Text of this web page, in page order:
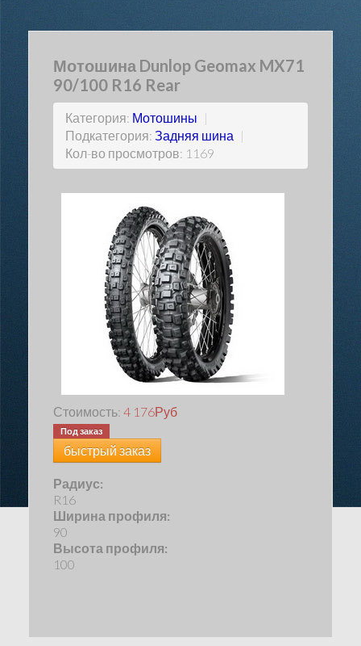
Мотошина Dunlop Geomax MX71
90/100 R16 Rear
Категория: Мотошины |
Подкатегория: Задняя шина |
Кол-во просмотров: 1169
Стоимость: 4 176Руб
Под заказ
быстрый заказ
Радиус:
R16
Ширина профиля:
90
Высота профиля:
100